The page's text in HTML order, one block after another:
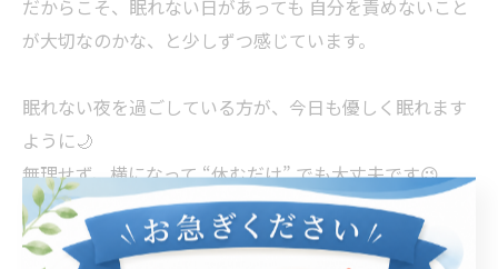
だからこそ、眠れない日があっても 自分を責めないこと
が大切なのかな、と少しずつ感じています。
眠れない夜を過ごしている方が、今日も優しく眠れます
ように🌙
無理せず、横になって “休むだけ” でも大丈夫です😉
ここまでご覧いただき、ありがとうございました🎶